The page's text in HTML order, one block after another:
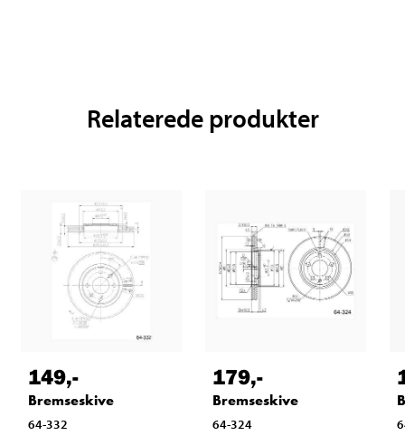
Relaterede produkter
149,-
Bremseskive
64-332
179,-
Bremseskive
64-324